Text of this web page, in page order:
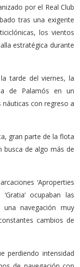
por el Real Club
tras una exigente
los vientos
estratégica durante
tarde del viernes, la
de Palamós en un
con regreso a
gran parte de la flota
busca de algo más de
‘Aproperties
ocupaban las
navegación muy
cambios de
perdiendo intensidad